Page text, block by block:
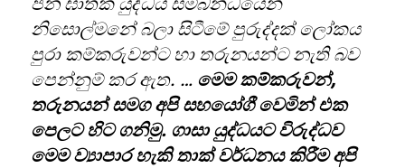
නිසොල්මනේ බලා සිටීමේ පුරුද්දක් ලෝකය
පුරා කම්කරුවන්ට හා තරුනයන්ට නැති බව
පෙන්නුම් කර ඇත. … මෙම කම්කරුවන්,
තරුනයන් සමග අපි සහයෝගී වෙමින් එක
පෙලට හිට ගනිමු. ගාසා යුද්ධයට විරුද්ධව
මෙම ව්‍යාපාර හැකි තාක් වර්ධනය කිරීම අපි